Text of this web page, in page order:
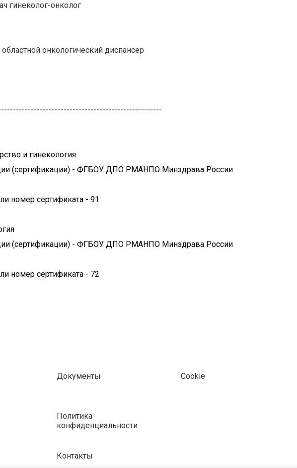
гинеколог-онколог
онкологический диспансер
и гинекология
(сертификации) - ФГБОУ ДПО РМАНПО Минздрава России
номер сертификата - 91
(сертификации) - ФГБОУ ДПО РМАНПО Минздрава России
номер сертификата - 72
Документы
Политика
конфиденциальности
Контакты
Cookie